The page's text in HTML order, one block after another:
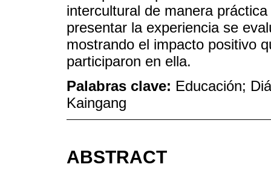
intercultural de manera
presentar la experiencia se
mostrando el impacto positivo
participaron en ella.
Palabras clave: Educación;
Kaingang
ABSTRACT